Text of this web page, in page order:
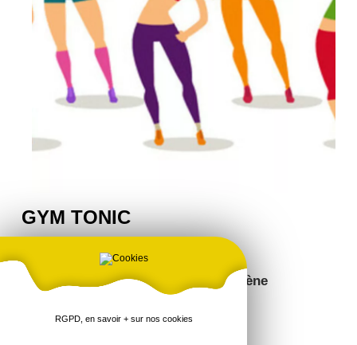
GYM TONIC
Présidente: Mme PERTUISEL Marylène
Contact: 02 96 25 21 81
RGPD, en savoir + sur nos cookies